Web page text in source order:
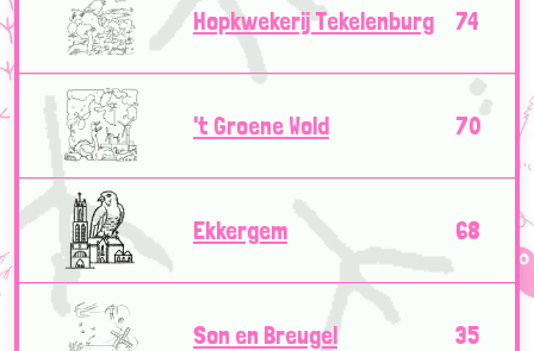
Hopkwekerij Tekelenburg 74
't Groene Wold 70
Ekkergem 68
Son en Breugel 35